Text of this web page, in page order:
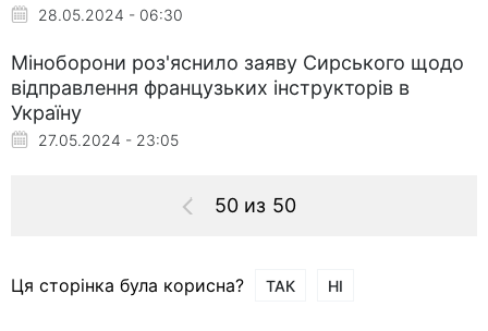
28.05.2024 - 06:30
Міноборони роз'яснило заяву Сирського щодо
відправлення французьких інструкторів в
Україну
27.05.2024 - 23:05
50 из 50
Ця сторінка була корисна? ТАК НІ